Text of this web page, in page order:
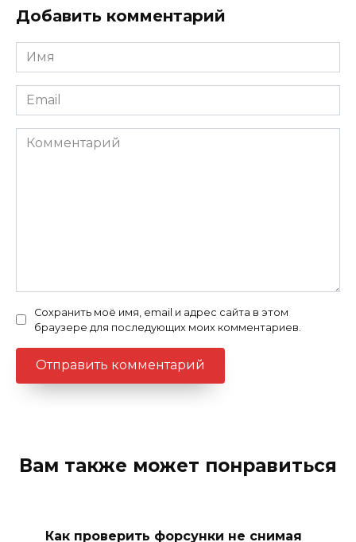
Добавить комментарий
Имя
Email
Комментарий
Сохранить моё имя, email и адрес сайта в этом
браузере для последующих моих комментариев.
Вам также может понравиться
Как проверить форсунки не снимая